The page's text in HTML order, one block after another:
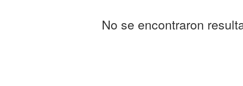
No se encontraron